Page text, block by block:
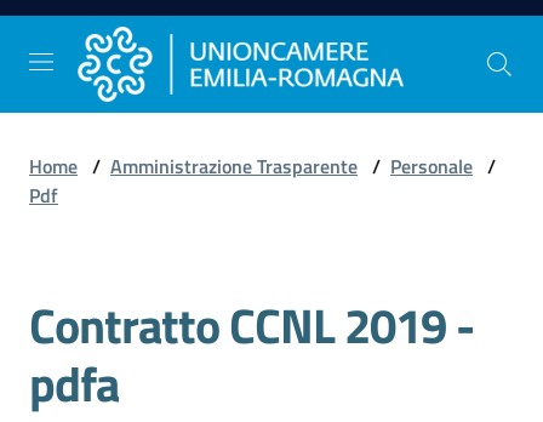
Vai al contenuto
Vai alla navigazione
Vai al footer
Comunicazione
Studi
e
Statistica
Home / Amministrazione Trasparente / Personale /
Pdf
Contratto CCNL 2019 -
pdfa